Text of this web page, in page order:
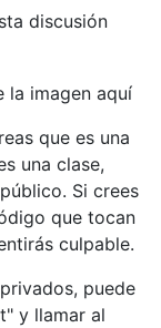
discusión
que es una
una clase,
Si crees
que tocan
culpable.
puede
y llamar al